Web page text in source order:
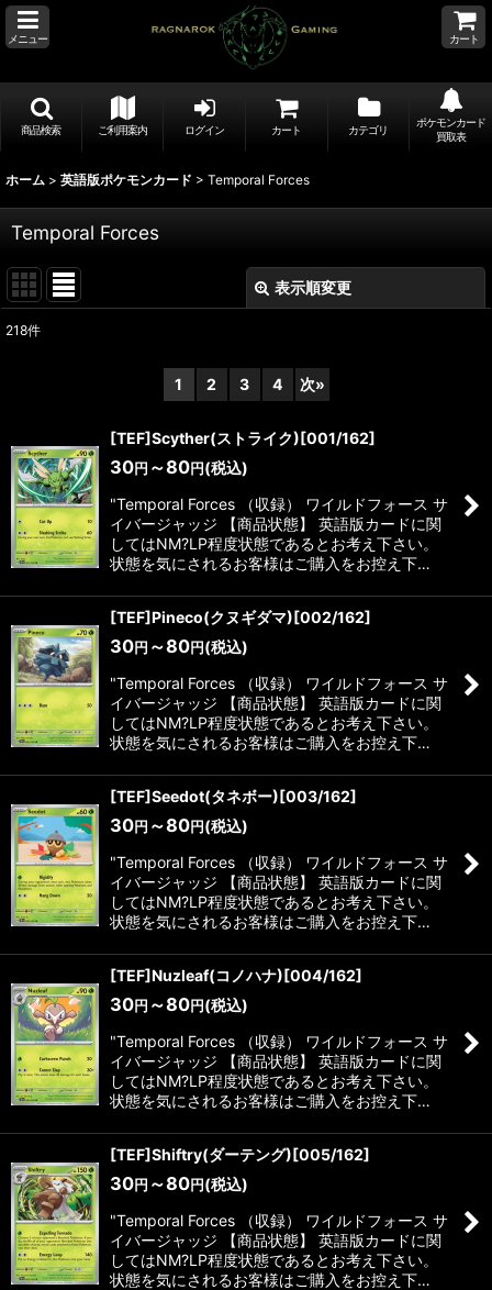
メニュー カート
商品検索 ご利用案内 ログイン カート カテゴリ
ポケモンカード
買取表
ホーム > 英語版ポケモンカード > Temporal Forces
Temporal Forces
表示順変更
絞り込む
218件
1 2 3 4 次»
[TEF]Scyther(ストライク)[001/162]
30円 ～80円 (税込)
"Temporal Forces （収録） ワイルドフォース サ
イバージャッジ 【商品状態】 英語版カードに関
してはNM?LP程度状態であるとお考え下さい。
状態を気にされるお客様はご購入をお控え下…
[TEF]Pineco(クヌギダマ)[002/162]
30円 ～80円 (税込)
"Temporal Forces （収録） ワイルドフォース サ
イバージャッジ 【商品状態】 英語版カードに関
してはNM?LP程度状態であるとお考え下さい。
状態を気にされるお客様はご購入をお控え下…
[TEF]Seedot(タネボー)[003/162]
30円 ～80円 (税込)
"Temporal Forces （収録） ワイルドフォース サ
イバージャッジ 【商品状態】 英語版カードに関
してはNM?LP程度状態であるとお考え下さい。
状態を気にされるお客様はご購入をお控え下…
[TEF]Nuzleaf(コノハナ)[004/162]
30円 ～80円 (税込)
"Temporal Forces （収録） ワイルドフォース サ
イバージャッジ 【商品状態】 英語版カードに関
してはNM?LP程度状態であるとお考え下さい。
状態を気にされるお客様はご購入をお控え下…
[TEF]Shiftry(ダーテング)[005/162]
30円 ～80円 (税込)
"Temporal Forces （収録） ワイルドフォース サ
イバージャッジ 【商品状態】 英語版カードに関
してはNM?LP程度状態であるとお考え下さい。
状態を気にされるお客様はご購入をお控え下…